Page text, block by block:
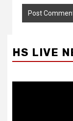
HS LIVE